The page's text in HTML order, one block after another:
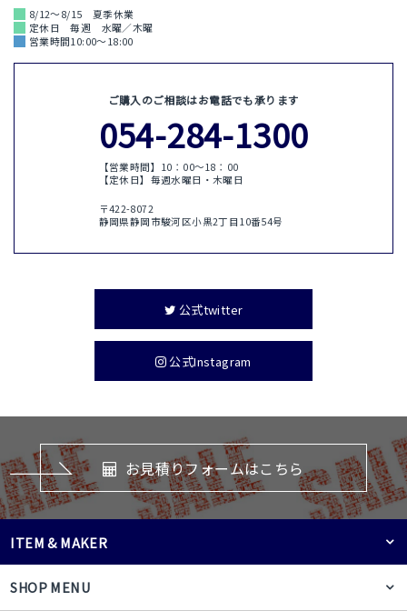
8/12～8/15 夏季休業
定休日 毎週 水曜／木曜
営業時間10:00～18:00
ご購入のご相談はお電話でも承ります
054-284-1300
【営業時間】10：00〜18：00
【定休日】毎週水曜日・木曜日
〒422-8072
静岡県静岡市駿河区小黒2丁目10番54号
公式twitter
公式Instagram
お見積りフォームはこちら
SHOP MENU
ITEM & MAKER